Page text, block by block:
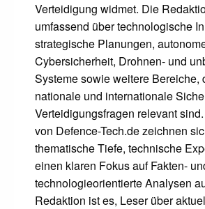
Verteidigung widmet. Die
umfassend über technologische
strategische Planungen,
Cybersicherheit, Drohnen- und
Systeme sowie weitere Bereiche,
nationale und internationale
Verteidigungsfragen relevant
von Defence-Tech.de zeichnen
thematische Tiefe, technische
einen klaren Fokus auf Fakten-
technologieorientierte Analysen
Redaktion ist es, Leser über